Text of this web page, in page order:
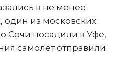
в не менее
один из московских
Сочи посадили в Уфе,
самолет отправили